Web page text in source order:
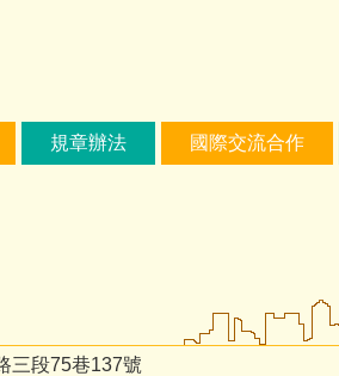
規章辦法 國際交流合作
三段75巷137號